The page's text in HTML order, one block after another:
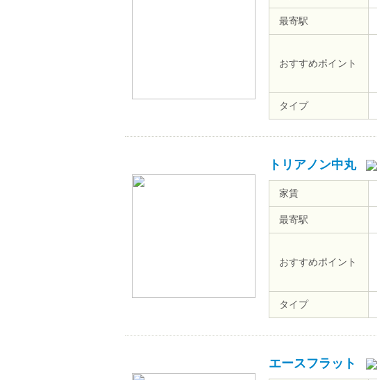
最寄駅
おすすめポイント
タイプ
トリアノン中丸
家賃
最寄駅
おすすめポイント
タイプ
エースフラット